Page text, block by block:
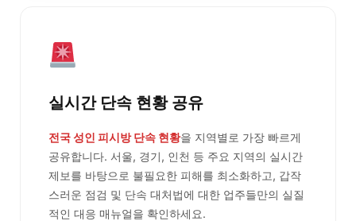
실시간 단속 현황 공유
전국 성인 피시방 단속 현황을 지역별로 가장 빠르게
공유합니다. 서울, 경기, 인천 등 주요 지역의 실시간
제보를 바탕으로 불필요한 피해를 최소화하고, 갑작
스러운 점검 및 단속 대처법에 대한 업주들만의 실질
적인 대응 매뉴얼을 확인하세요.